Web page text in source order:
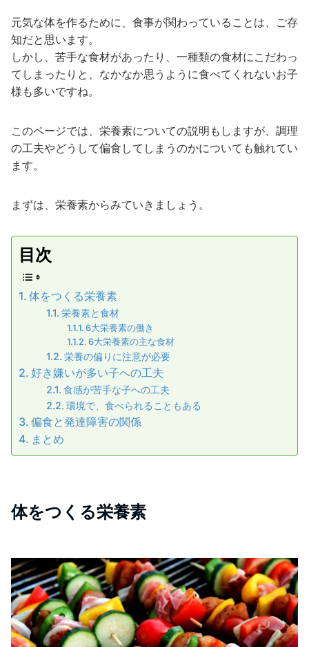
元気な体を作るために、食事が関わっていることは、ご存
知だと思います。
しかし、苦手な食材があったり、一種類の食材にこだわっ
てしまったりと、なかなか思うように食べてくれないお子
様も多いですね。
このページでは、栄養素についての説明もしますが、調理
の工夫やどうして偏食してしまうのかについても触れてい
ます。
まずは、栄養素からみていきましょう。
目次
体をつくる栄養素
栄養素と食材
6大栄養素の働き
6大栄養素の主な食材
栄養の偏りに注意が必要
好き嫌いが多い子への工夫
食感が苦手な子への工夫
環境で、食べられることもある
偏食と発達障害の関係
まとめ
体をつくる栄養素